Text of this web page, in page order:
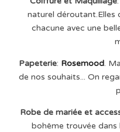
naturel déroutant.Elles
chacune avec une
Papeterie: Rosemood.
de nos souhaits... On
Robe de mariée et
bohême trouvée dans